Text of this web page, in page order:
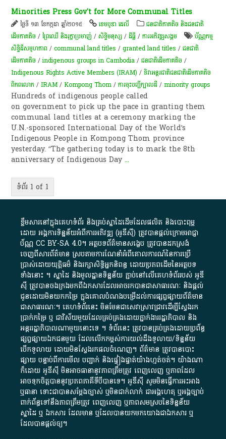
Minorities Press Gov't for More Communal Titles
ថ្ងៃទី ១៣ ខែកក្កដា ឆ្នាំ២០១៥ ខេមបូឌា ដេលី
ជនជាតិភាគតិច និងជនជាតិ
ដើមភាគតិច /ព្រៃឈើ និងរុក្ខាប្រមាញ់ /សិទ្ធិមនុស្ស /ដីធ្លី /ការ​អភិវឌ្ឍ​សង្គម
ប័ណ្ណកម្ម
សិទ្ធិដីសមូហភាព /communal land titles /granted land titles /ជនជាតិ
ដើមភាគតិច /indigenous groups in Cambodia /​ជនជាតិ​ដើម​ភាគតិច​ /
Indigenous Rights Active Members (IRAM) /ទិវា​អន្តរជាតិ​ជនជាតិ​ដើម​ភាគ​តិច​
ពិភព​លោក​ /IRAM /Kompong Thom /ការចុះបញ្ជីក្បាលដី /minority groups
Hundreds of indigenous people called
on government to pick up the pace in granting them
communal land titles at a ceremony marking the
U.N.-sponsored International Day of the World’s
Indigenous People in Kompong Thom province
yesterday. “The gathering today is to mark the 8th
anniversary of Indigenous Day...
ទំព័រ 1 of 1
ខ្លឹមសារ​នៅ​ក្នុង​គេហទំព័រ និង​គ្រប់​ស្នា​ដៃ​ដើម​ដែល​ផលិត​ និង​បោះពុម្ព​
ដោយ​ អង្គការ​ទិន្នន័យ​អំពី​ការអភិវឌ្ឍ​​ (អូ​ឌី​ស៊ី)​ ត្រូវ​បាន​ផ្តល់​ក្រោម​អាជ្ញា
ប័ណ្ណ​CC BY-SA 4.0។​ អត្ថបទ​ព័ត៌មាន​សង្ខេប​ ត្រូវ​បាន​ដកស្រង់​
ចេញពី​សារព័ត៌មាន ស្របតាមការ​ណែនាំ​អំពី​គោលការណ៍​នៃ​ការ​ប្រើ
ប្រាស់​ដោយ​យុត្តិធម៌​ និង​រក្សាសិទ្ធិអ្នកនិពន្ធ ដោយ​ប្រភពដើម​នៃ​​អត្ថបទ
ទាំង​នោះ​ ។​ ស្នាដៃ​ និង​មូលដ្ឋាន​ទិន្នន័យ ​ភ្ជាប់​នៅ​លើ​គេហទំព័រ​របស់​ អូ​ឌី​
ស៊ី​ ត្រូវ​បាន​ចងក្រង​មក​ពី​ឯកសារ​ដែល​អាច​រក​បានជា​សាធារណៈ​ និង​ផ្តល់​
ជូន​ដោយ​មិន​យក​កម្រៃ​ ក្នុង​គោលបំណង​បម្រើ​ដល់ការ​ផ្សព្វផ្សាយ​ព័ត៌មាន​
ជា​សាធារណៈ​។​ គេហទំព័រ​នេះ​ មិនមែន​ជា​សេវា​ស្រាវជ្រាវ​ដើម្បី​ស្វែងរក
ប្រាក់​កម្រៃ​ ឬ​ ជា​វិស័យ​មួយ​ដែល​គ្រប់គ្រង​ដោយ​ភ្នាក់ងារ​រដ្ឋាភិបាល​ និង ​
អន្តររដ្ឋាភិបាល​ណាមួយ​នោះ​ទេ ​។​ ទំព័រ​នេះ​ ត្រូវ​បាន​គ្រប់គ្រង​ដោយ​ប្រព័ន្ធ​
ផ្សព្វផ្សាយ​ឯកជន​មួយ​ ដែល​លើកកម្ពស់​ការ​យល់​ដឹង​ទូលាយ​/​ទិន្នន័យ​
បើក​ទូលាយ​ ដោយ​មិនស្វែង​រក​ផល​ចំណេញ​។​ ព័ត៌មាន​ ត្រូវ​បាន​បោះ
ផ្សាយ​ បន្ទាប់​ពី​ការ​មើល​ បញ្ជាក់​ និង​ផ្ទៀងផ្ទាត់​យ៉ាង​ហ្មត់ចត់​។​ យ៉ាងណា​
ក៏​ដោយ​ អូ​ឌី​ស៊ី​ មិន​អាច​ធានា​នូវ​ភាព​ត្រឹមត្រូវ​ ពេញលេញ​ ឬ​ភាព​ដែល​
អាច​ទុកចិត្ត​បាននូវ​ប្រភព​ភាគី​ទី​បី​បាន​ទេ​។​ អូ​ឌី​ស៊ី​ សូម​មិន​ធ្វើការ​អះអាង​
ឬ​ធានា​ ទោះជា​បាន​សម្តែង​ច្បាស់​ ឬ​មិន​ជាក់លាក់​ ជា​អង្គហេតុ​ ឬ​អង្គច្បាប់​
ពាក់ព័ន្ធ​ទៅ​នឹង​ភាព​ត្រឹមត្រូវ​ ពេញលេញ​ ឬ​ភាព​សម​ស្រប​នៃ​ទិន្នន័យ​
ស្នាដៃ​ ឬ​ ឯកសារ​ ដែល​មាន​ ឬ​ដែល​បាន​យក​មក​យោង​ជា​ឯកសារ​ ឬ​
ដែល​បាន​ផ្តល់​ឲ្យ​។